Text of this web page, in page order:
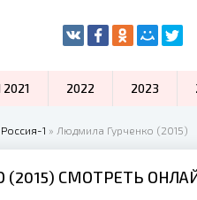
Россия-1 » Людмила Гурченко (2015)
СМОТРЕТЬ
2022 2023